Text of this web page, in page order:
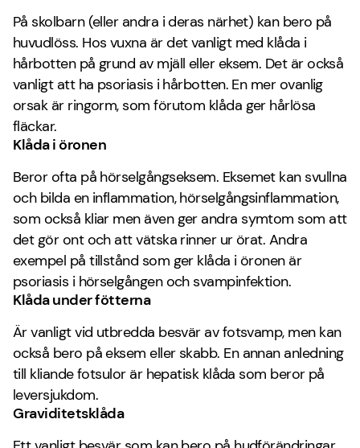
På skolbarn (eller andra i deras närhet) kan bero på
huvudlöss. Hos vuxna är det vanligt med klåda i
hårbotten på grund av mjäll eller eksem. Det är också
vanligt att ha psoriasis i hårbotten. En mer ovanlig
orsak är ringorm, som förutom klåda ger hårlösa
fläckar.
Klåda i öronen
Beror ofta på hörselgångseksem. Eksemet kan svullna
och bilda en inflammation, hörselgångsinflammation,
som också kliar men även ger andra symtom som att
det gör ont och att vätska rinner ur örat. Andra
exempel på tillstånd som ger klåda i öronen är
psoriasis i hörselgången och svampinfektion.
Klåda under fötterna
Är vanligt vid utbredda besvär av fotsvamp, men kan
också bero på eksem eller skabb. En annan anledning
till kliande fotsulor är hepatisk klåda som beror på
leversjukdom.
Graviditetsklåda